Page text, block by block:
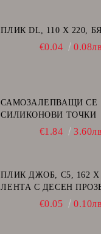
ПЛИК DL, 110 Х 220,
€0.04
САМОЗАЛЕПВАЩИ СЕ
СИЛИКОНОВИ ТОЧКИ
€1.84
ПЛИК ДЖОБ, C5, 162 Х
ЛЕНТА С ДЕСЕН
€0.05